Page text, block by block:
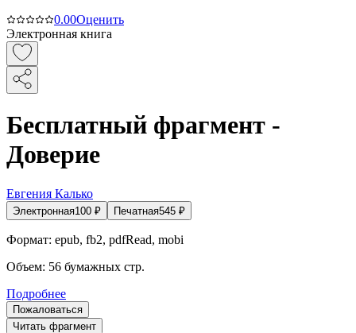
0.00Оценить
Электронная книга
Бесплатный фрагмент -
Доверие
Евгения Калько
Электронная100 ₽ Печатная545 ₽
Формат: epub, fb2, pdfRead, mobi
Объем: 56 бумажных стр.
Подробнее
Пожаловаться
Читать фрагмент